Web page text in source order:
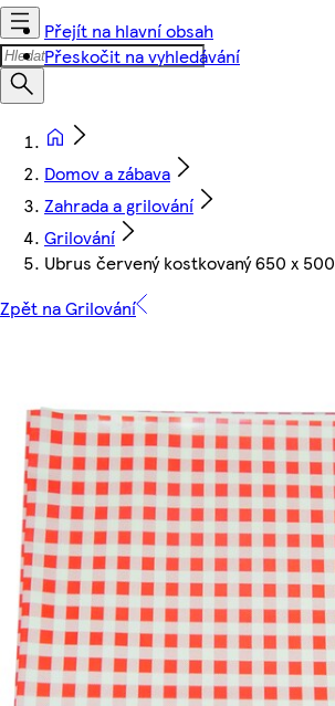
Přejít na hlavní obsah
Přeskočit na vyhledávání
Domov a zábava
Zahrada a grilování
Grilování
Ubrus červený kostkovaný 650 x 500
Zpět na Grilování